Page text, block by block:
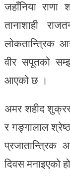
जहाँनिया
तानाशाही
लोकतान्त्रिक
वीर सपूतको
आएको छ ।
अमर शहीद
र गङ्गालाल
प्रजातान्त्रिक
दिवस मनाइएको